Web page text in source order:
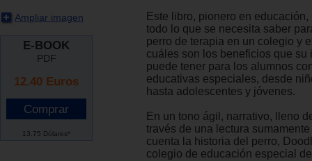
Ampliar imagen
E-BOOK
PDF
12.40 Euros
13.75 Dólares*
Este libro, pionero en
todo lo que se necesita saber
perro de terapia en un colegio y
cuáles son los beneficios que su
puede tener para los alumnos
educativas especiales, desde
hasta adolescentes y jóvenes.
En un tono ágil, narrativo, lleno
través de una lectura
cuenta la historia del perro,
colegio de educación especial